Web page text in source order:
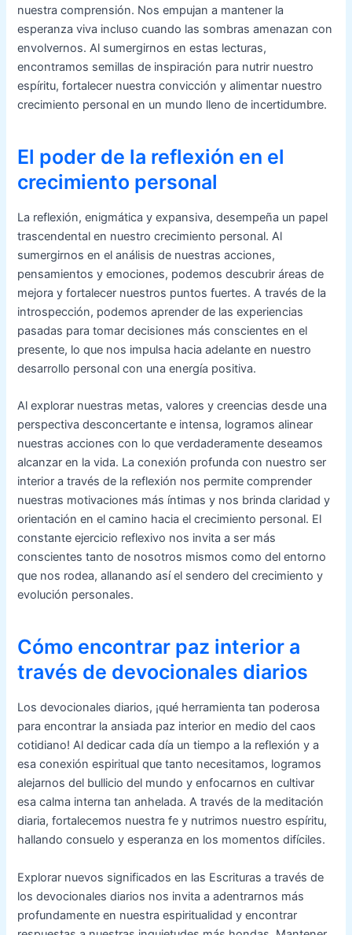
nuestra comprensión. Nos empujan a mantener la
esperanza viva incluso cuando las sombras amenazan con
envolvernos. Al sumergirnos en estas lecturas,
encontramos semillas de inspiración para nutrir nuestro
espíritu, fortalecer nuestra convicción y alimentar nuestro
crecimiento personal en un mundo lleno de incertidumbre.
El poder de la reflexión en el
crecimiento personal
La reflexión, enigmática y expansiva, desempeña un papel
trascendental en nuestro crecimiento personal. Al
sumergirnos en el análisis de nuestras acciones,
pensamientos y emociones, podemos descubrir áreas de
mejora y fortalecer nuestros puntos fuertes. A través de la
introspección, podemos aprender de las experiencias
pasadas para tomar decisiones más conscientes en el
presente, lo que nos impulsa hacia adelante en nuestro
desarrollo personal con una energía positiva.
Al explorar nuestras metas, valores y creencias desde una
perspectiva desconcertante e intensa, logramos alinear
nuestras acciones con lo que verdaderamente deseamos
alcanzar en la vida. La conexión profunda con nuestro ser
interior a través de la reflexión nos permite comprender
nuestras motivaciones más íntimas y nos brinda claridad y
orientación en el camino hacia el crecimiento personal. El
constante ejercicio reflexivo nos invita a ser más
conscientes tanto de nosotros mismos como del entorno
que nos rodea, allanando así el sendero del crecimiento y
evolución personales.
Cómo encontrar paz interior a
través de devocionales diarios
Los devocionales diarios, ¡qué herramienta tan poderosa
para encontrar la ansiada paz interior en medio del caos
cotidiano! Al dedicar cada día un tiempo a la reflexión y a
esa conexión espiritual que tanto necesitamos, logramos
alejarnos del bullicio del mundo y enfocarnos en cultivar
esa calma interna tan anhelada. A través de la meditación
diaria, fortalecemos nuestra fe y nutrimos nuestro espíritu,
hallando consuelo y esperanza en los momentos difíciles.
Explorar nuevos significados en las Escrituras a través de
los devocionales diarios nos invita a adentrarnos más
profundamente en nuestra espiritualidad y encontrar